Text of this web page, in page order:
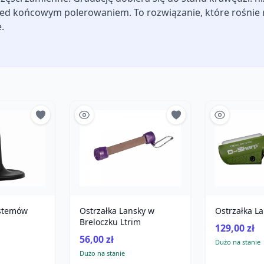
końcowym polerowaniem. To rozwiązanie, które
Ostrzałka Lansky w
Breloczku Ltrim
56,00 zł
Dużo na stanie
Ostrzałka
129,00 zł
Dużo na stanie